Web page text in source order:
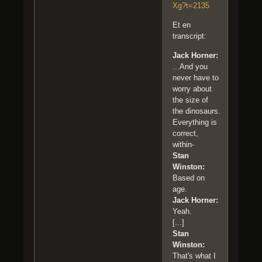
Xg?t=2135
Et en
transcript:
Jack Horner:
...And you
never have to
worry about
the size of
the dinosaurs.
Everything is
correct,
within-
Stan
Winston:
Based on
age.
Jack Horner:
Yeah.
[...]
Stan
Winston:
That's what I